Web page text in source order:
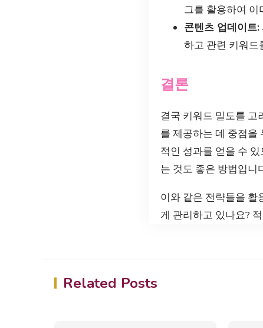
그를 활용하여 이
콘텐츠 업데이트:
하고 관련 키워드
결론
결국 키워드 밀도를 고
를 제공하는 데 중점을
적인 성과를 얻을 수
는 것도 좋은 방법입니
이와 같은 전략들을 활
게 관리하고 있나요?
Related Posts